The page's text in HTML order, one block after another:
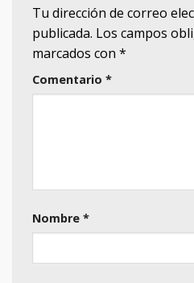
Tu dirección de correo
publicada. Los campos
marcados con *
Comentario *
Nombre *